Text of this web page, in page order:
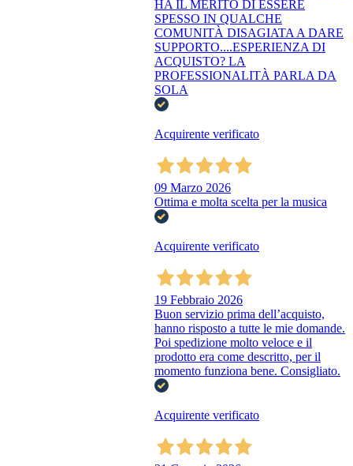
HA IL MERITO DI ESSERE
SPESSO IN QUALCHE
COMUNITÀ DISAGIATA A DARE
SUPPORTO....ESPERIENZA DI
ACQUISTO? LA
PROFESSIONALITÀ PARLA DA
SOLA
Acquirente verificato
09 Marzo 2026
Ottima e molta scelta per la musica
Acquirente verificato
19 Febbraio 2026
Buon servizio prima dell’acquisto,
hanno risposto a tutte le mie domande.
Poi spedizione molto veloce e il
prodotto era come descritto, per il
momento funziona bene. Consigliato.
Acquirente verificato